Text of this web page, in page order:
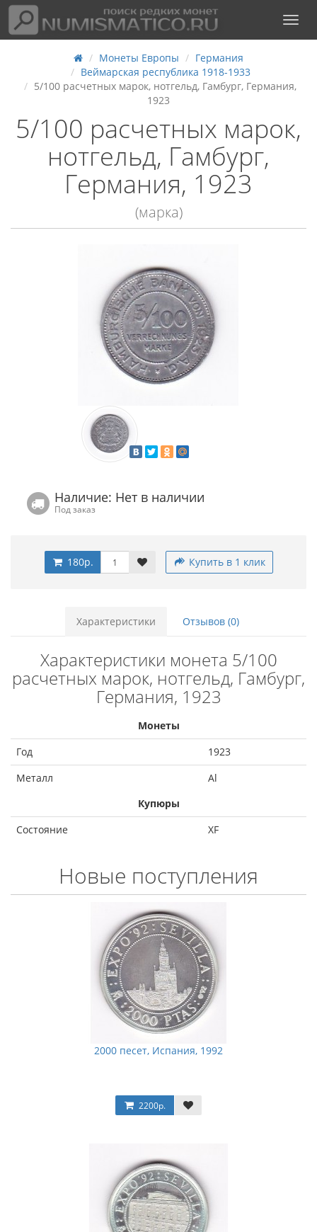
Монеты Европы
Германия
Веймарская республика 1918-1933
5/100 расчетных марок, нотгельд, Гамбург, Германия,
1923
5/100 расчетных марок,
нотгельд, Гамбург,
Германия, 1923
(марка)
Наличие: Нет в наличии
Под заказ
180р. Купить в 1 клик
Характеристики Отзывов (0)
Характеристики монета 5/100
расчетных марок, нотгельд, Гамбург,
Германия, 1923
Монеты
Год
1923
Металл
Al
Купюры
Состояние
XF
Новые поступления
2000 песет, Испания, 1992
2200р.